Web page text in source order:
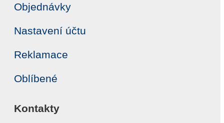
Objednávky
Nastavení účtu
Reklamace
Oblíbené
Kontakty